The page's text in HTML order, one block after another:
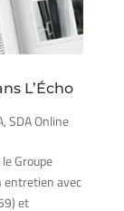
L’Écho
,SDA Online
Groupe
entretien avec
et